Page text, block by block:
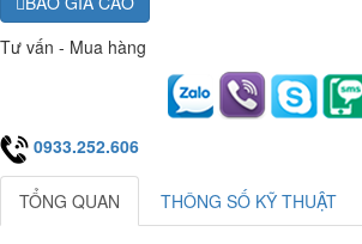
Tư vấn - Mua hàng
0933.252.606
TỔNG QUAN THÔNG SỐ KỸ THUẬT